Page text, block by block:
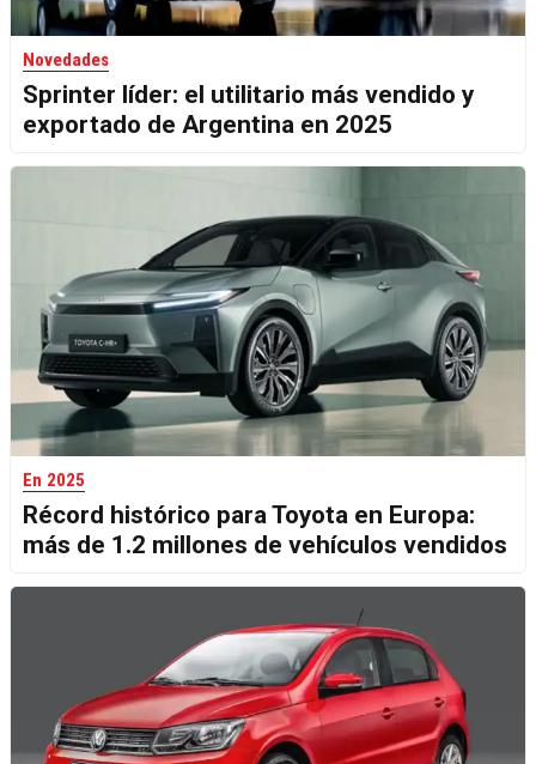
Novedades
Sprinter líder: el utilitario más vendido y
exportado de Argentina en 2025
En 2025
Récord histórico para Toyota en Europa:
más de 1.2 millones de vehículos vendidos